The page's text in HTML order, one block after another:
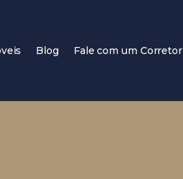
Blog Fale com um Corretor